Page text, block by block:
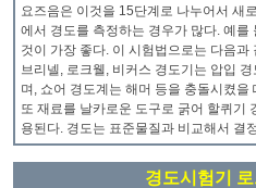
요즈음은 이것을 15단계로 나누어서 새
에서 경도를 측정하는 경우가 많다. 예
것이 가장 좋다. 이 시험법으로는 다음
브리넬, 로크웰, 비커스 경도기는 압입
며, 쇼어 경도계는 해머 등을 충돌시켰
또 재료를 날카로운 도구로 굵어 할퀴기
용된다. 경도는 표준물질과 비교해서 결
경도시험기